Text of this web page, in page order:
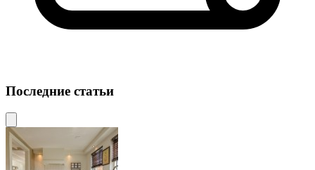
Последние статьи